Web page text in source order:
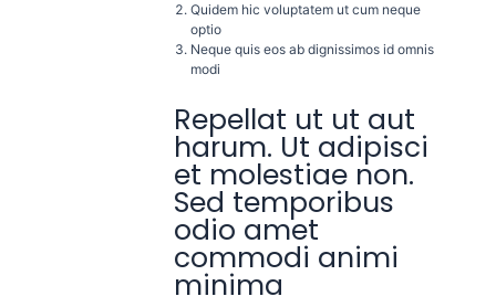
Quidem hic voluptatem ut cum neque
optio
Neque quis eos ab dignissimos id omnis
modi
Repellat ut ut aut
harum. Ut adipisci
et molestiae non.
Sed temporibus
odio amet
commodi animi
minima